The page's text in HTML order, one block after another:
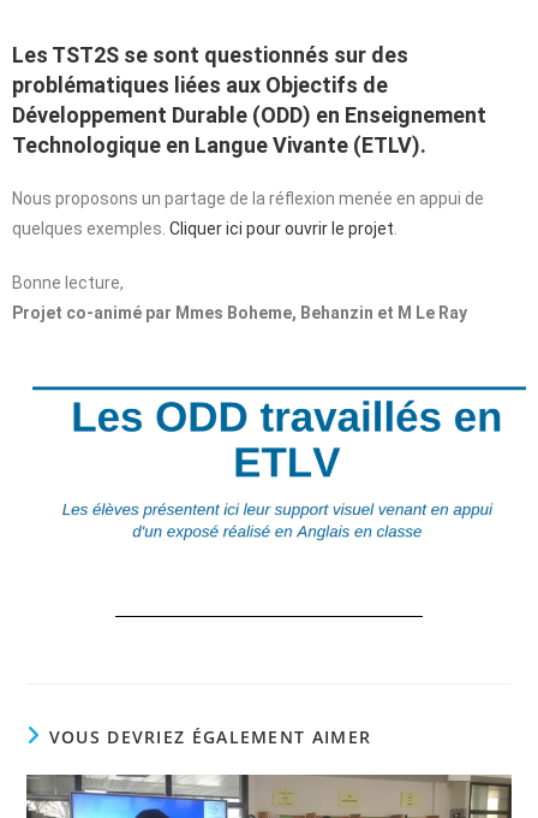
Les TST2S se sont questionnés sur des
problématiques liées aux Objectifs de
Développement Durable (ODD) en Enseignement
Technologique en Langue Vivante (ETLV).
Nous proposons un partage de la réflexion menée en appui de
quelques exemples. Cliquer ici pour ouvrir le projet
Bonne lecture,
Projet co-animé par Mmes Boheme, Behanzin et M Le Ray
VOUS DEVRIEZ ÉGALEMENT AIMER